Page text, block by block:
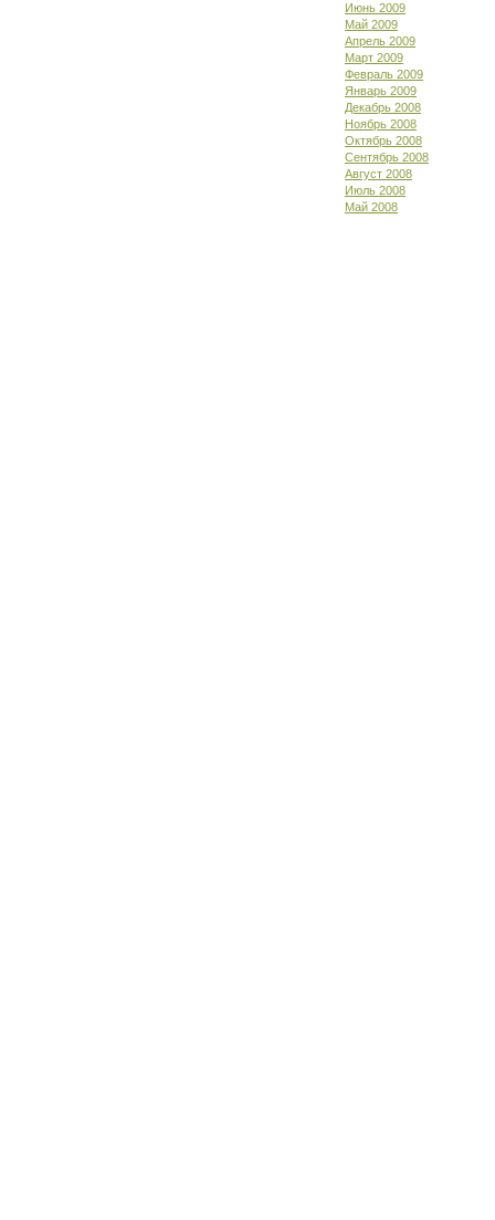
Июнь 2009
Май 2009
Апрель 2009
Март 2009
Февраль 2009
Январь 2009
Декабрь 2008
Ноябрь 2008
Октябрь 2008
Сентябрь 2008
Август 2008
Июль 2008
Май 2008